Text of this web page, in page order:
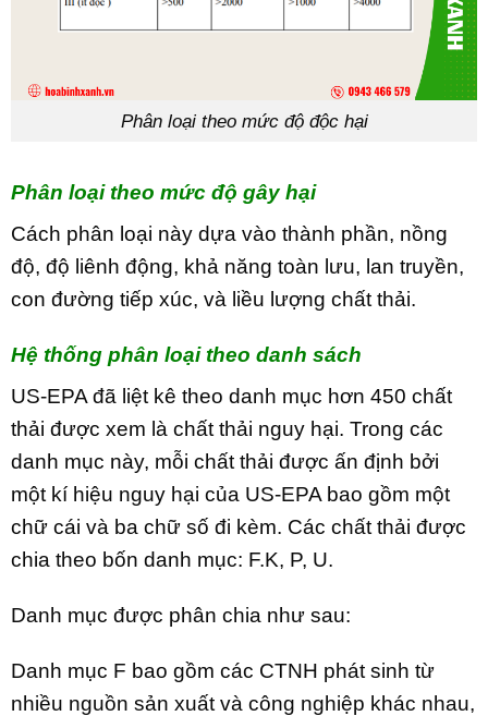
Phân loại theo mức độ độc hại
Phân loại theo mức độ gây hại
Cách phân loại này dựa vào thành phần, nồng
độ, độ liênh động, khả năng toàn lưu, lan truyền,
con đường tiếp xúc, và liều lượng chất thải.
Hệ thống phân loại theo danh sách
US-EPA đã liệt kê theo danh mục hơn 450 chất
thải được xem là chất thải nguy hại. Trong các
danh mục này, mỗi chất thải được ấn định bởi
một kí hiệu nguy hại của US-EPA bao gồm một
chữ cái và ba chữ số đi kèm. Các chất thải được
chia theo bốn danh mục: F.K, P, U.
Danh mục được phân chia như sau:
Danh mục F bao gồm các CTNH phát sinh từ
nhiều nguồn sản xuất và công nghiệp khác nhau,